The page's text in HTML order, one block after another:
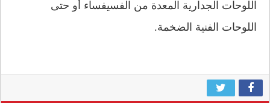
اللوحات الجدارية المعدة من الفسيفساء أو حتى
اللوحات الفنية الضخمة.